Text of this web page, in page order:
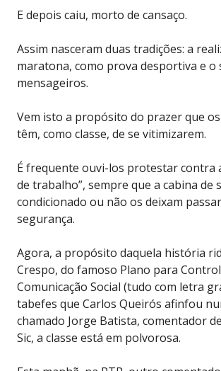
E depois caiu, morto de cansaço.
Assim nasceram duas tradições: a
maratona, como prova desportiva e o
mensageiros.
Vem isto a propósito do prazer que
têm, como classe, de se vitimizarem.
É frequente ouvi-los protestar contra
de trabalho”, sempre que a cabina de
condicionado ou não os deixam
segurança.
Agora, a propósito daquela história
Crespo, do famoso Plano para
Comunicação Social (tudo com letra
tabefes que Carlos Queirós afinfou
chamado Jorge Batista, comentador
Sic, a classe está em polvorosa.